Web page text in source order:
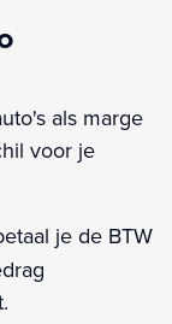
als marge
voor je
je de BTW